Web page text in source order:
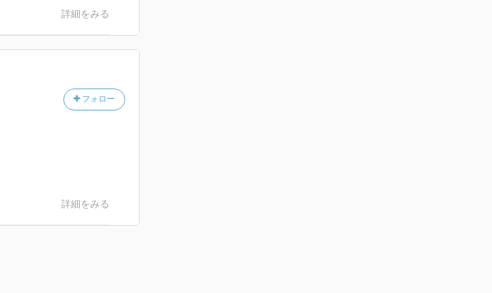
詳細をみる
フォロー
詳細をみる